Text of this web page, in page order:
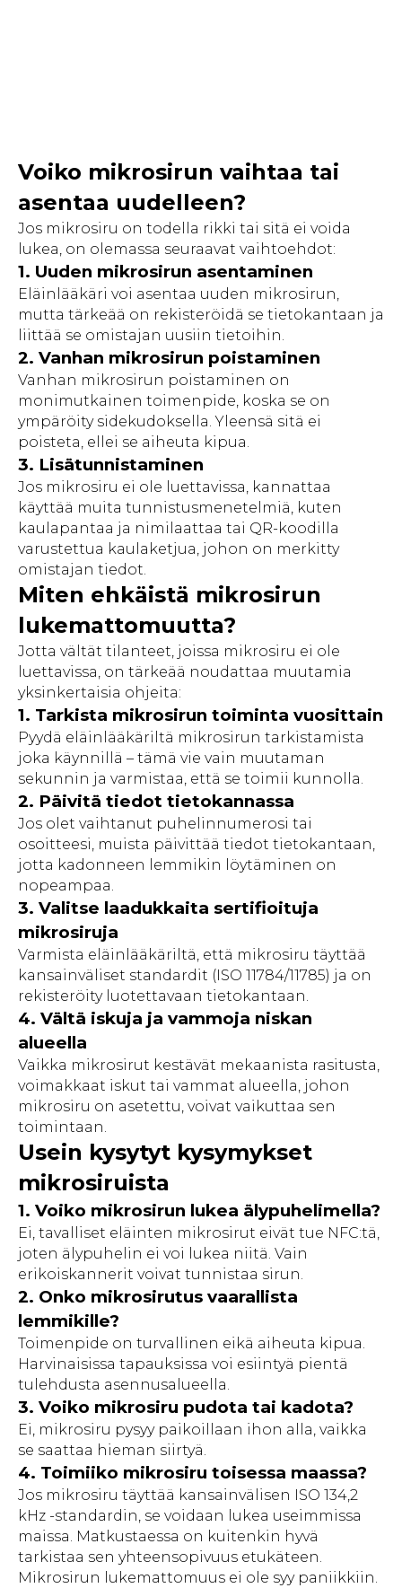
Voiko mikrosirun vaihtaa tai
asentaa uudelleen?
Jos mikrosiru on todella rikki tai sitä ei voida
lukea, on olemassa seuraavat vaihtoehdot:
1. Uuden mikrosirun asentaminen
Eläinlääkäri voi asentaa uuden mikrosirun,
mutta tärkeää on rekisteröidä se tietokantaan ja
liittää se omistajan uusiin tietoihin.
2. Vanhan mikrosirun poistaminen
Vanhan mikrosirun poistaminen on
monimutkainen toimenpide, koska se on
ympäröity sidekudoksella. Yleensä sitä ei
poisteta, ellei se aiheuta kipua.
3. Lisätunnistaminen
Jos mikrosiru ei ole luettavissa, kannattaa
käyttää muita tunnistusmenetelmiä, kuten
kaulapantaa ja nimilaattaa tai QR-koodilla
varustettua kaulaketjua, johon on merkitty
omistajan tiedot.
Miten ehkäistä mikrosirun
lukemattomuutta?
Jotta vältät tilanteet, joissa mikrosiru ei ole
luettavissa, on tärkeää noudattaa muutamia
yksinkertaisia ohjeita:
1. Tarkista mikrosirun toiminta vuosittain
Pyydä eläinlääkäriltä mikrosirun tarkistamista
joka käynnillä – tämä vie vain muutaman
sekunnin ja varmistaa, että se toimii kunnolla.
2. Päivitä tiedot tietokannassa
Jos olet vaihtanut puhelinnumerosi tai
osoitteesi, muista päivittää tiedot tietokantaan,
jotta kadonneen lemmikin löytäminen on
nopeampaa.
3. Valitse laadukkaita sertifioituja
mikrosiruja
Varmista eläinlääkäriltä, että mikrosiru täyttää
kansainväliset standardit (ISO 11784/11785) ja on
rekisteröity luotettavaan tietokantaan.
4. Vältä iskuja ja vammoja niskan
alueella
Vaikka mikrosirut kestävät mekaanista rasitusta,
voimakkaat iskut tai vammat alueella, johon
mikrosiru on asetettu, voivat vaikuttaa sen
toimintaan.
Usein kysytyt kysymykset
mikrosiruista
1. Voiko mikrosirun lukea älypuhelimella?
Ei, tavalliset eläinten mikrosirut eivät tue NFC:tä,
joten älypuhelin ei voi lukea niitä. Vain
erikoiskannerit voivat tunnistaa sirun.
2. Onko mikrosirutus vaarallista
lemmikille?
Toimenpide on turvallinen eikä aiheuta kipua.
Harvinaisissa tapauksissa voi esiintyä pientä
tulehdusta asennusalueella.
3. Voiko mikrosiru pudota tai kadota?
Ei, mikrosiru pysyy paikoillaan ihon alla, vaikka
se saattaa hieman siirtyä.
4. Toimiiko mikrosiru toisessa maassa?
Jos mikrosiru täyttää kansainvälisen ISO 134,2
kHz -standardin, se voidaan lukea useimmissa
maissa. Matkustaessa on kuitenkin hyvä
tarkistaa sen yhteensopivuus etukäteen.
Mikrosirun lukemattomuus ei ole syy paniikkiin.